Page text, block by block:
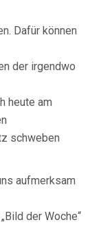
Dafür können
der irgendwo
heute am
schweben
aufmerksam
der Woche“